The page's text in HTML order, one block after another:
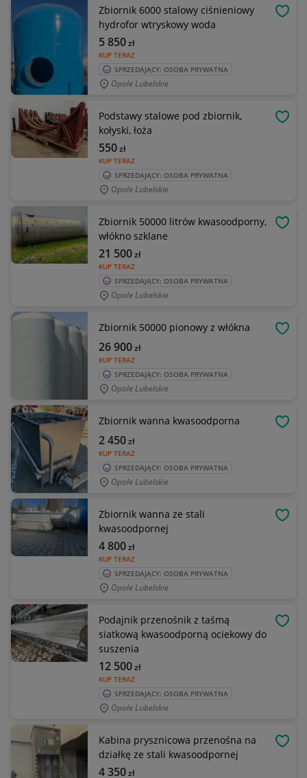
Zbiornik 6000 stalowy ciśnieniowy
hydrofor wtryskowy woda
KUP TERAZ
5 850zł
SPRZEDAJĄCY: OSOBA PRYWATNA
Opole Lubelskie
Podstawy stalowe pod zbiornik,
kołyski, łoża
KUP TERAZ
550zł
SPRZEDAJĄCY: OSOBA PRYWATNA
Opole Lubelskie
Zbiornik 50000 litrów kwasoodporny,
włókno szklane
KUP TERAZ
21 500zł
SPRZEDAJĄCY: OSOBA PRYWATNA
Opole Lubelskie
Zbiornik 50000 pionowy z włókna
KUP TERAZ
26 900zł
SPRZEDAJĄCY: OSOBA PRYWATNA
Opole Lubelskie
Zbiornik wanna kwasoodporna
KUP TERAZ
2 450zł
SPRZEDAJĄCY: OSOBA PRYWATNA
Opole Lubelskie
Zbiornik wanna ze stali
kwasoodpornej
KUP TERAZ
4 800zł
SPRZEDAJĄCY: OSOBA PRYWATNA
Opole Lubelskie
Podajnik przenośnik z taśmą
siatkową kwasoodporną ociekowy do
suszenia
KUP TERAZ
12 500zł
SPRZEDAJĄCY: OSOBA PRYWATNA
Opole Lubelskie
Kabina prysznicowa przenośna na
działkę ze stali kwasoodpornej
4 350zł